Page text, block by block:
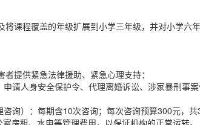
课程覆盖的年级扩展到小学三年级，并对小学六
提供紧急法律援助、紧急心理支持：
请人身安全保护令、代理离婚诉讼、涉家暴刑事
询）：每期含10次咨询；每次咨询预算300元，共
房租、水电等管理费用，以保证机构的正常运转。